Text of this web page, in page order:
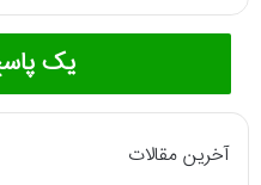
یک
آخرین مقالات